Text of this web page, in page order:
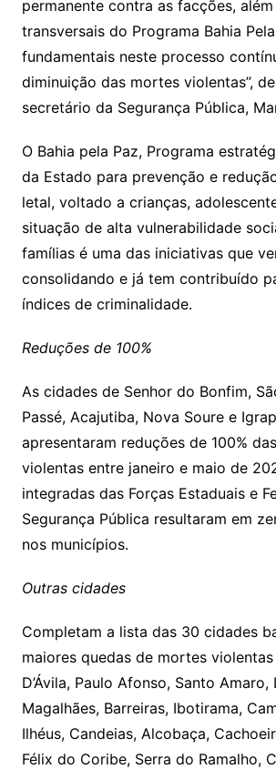
permanente contra as facções,
transversais do Programa Bahia
fundamentais neste processo
diminuição das mortes violentas”,
secretário da Segurança Pública,
O Bahia pela Paz, Programa
da Estado para prevenção e
letal, voltado a crianças,
situação de alta vulnerabilidade
famílias é uma das iniciativas que
consolidando e já tem contribuído
índices de criminalidade.
Reduções de 100%
As cidades de Senhor do Bonfim,
Passé, Acajutiba, Nova Soure e
apresentaram reduções de 100%
violentas entre janeiro e maio de
integradas das Forças Estaduais e
Segurança Pública resultaram em
nos municípios.
Outras cidades
Completam a lista das 30 cidades
maiores quedas de mortes
D’Ávila, Paulo Afonso, Santo Amaro,
Magalhães, Barreiras, Ibotirama,
Ilhéus, Candeias, Alcobaça,
Félix do Coribe, Serra do Ramalho,